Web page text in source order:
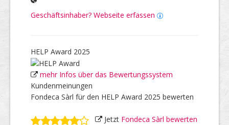
Geschäftsinhaber? Webseite erfassen
HELP Award 2025
mehr Infos über das Bewertungssystem
Kundenmeinungen
Fondeca Sàrl für den HELP Award 2025 bewerten
Jetzt Fondeca Sàrl bewerten